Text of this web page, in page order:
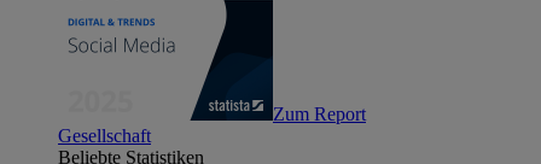
Zum Report
Gesellschaft
Beliebte Statistiken